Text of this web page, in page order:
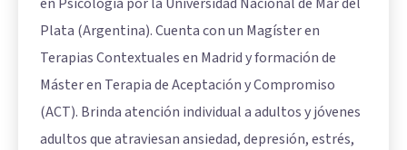
Plata (Argentina). Cuenta con un Magíster en
Terapias Contextuales en Madrid y formación de
Máster en Terapia de Aceptación y Compromiso
(ACT). Brinda atención individual a adultos y jóvenes
adultos que atraviesan ansiedad, depresión, estrés,